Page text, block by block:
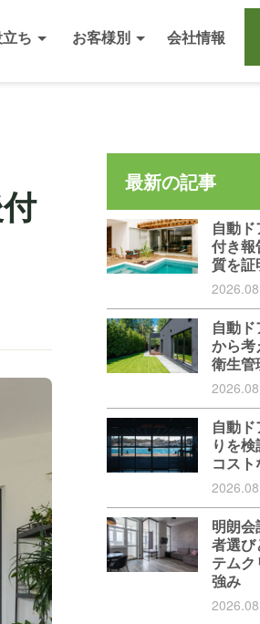
ち お客様別 会社情報
最新の記事
自動
付き報
質を証
自動
から考
衛生管
自動
りを
コス
明朗
者選び
テム
強み